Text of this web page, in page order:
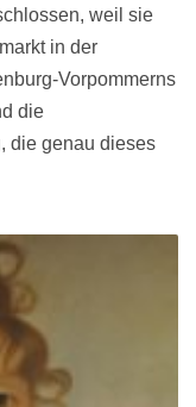
weil sie
in der
Vorpommerns
die
die genau dieses